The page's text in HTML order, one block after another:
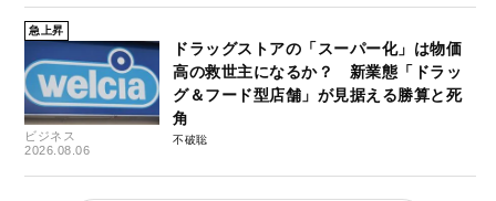
急上昇
ビジネス
2026.08.06
ドラッグストアの「スーパー化」は物価
高の救世主になるか？ 新業態「ドラッ
グ＆フード型店舗」が見据える勝算と死
角
不破聡